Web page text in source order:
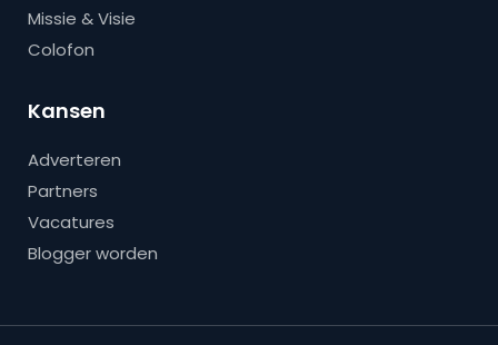
Missie & Visie
Colofon
Kansen
Adverteren
Partners
Vacatures
Blogger worden